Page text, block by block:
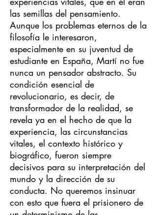
las semillas del pensamiento.
Aunque los problemas eternos de la
filosofía le interesaron,
especialmente en su juventud de
estudiante en España, Martí no fue
nunca un pensador abstracto. Su
condición esencial de
revolucionario, es decir, de
transformador de la realidad, se
revela ya en el hecho de que la
experiencia, las circunstancias
vitales, el contexto histórico y
biográfico, fueron siempre
decisivos para su interpretación del
mundo y la dirección de su
conducta. No queremos insinuar
con esto que fuera el prisionero de